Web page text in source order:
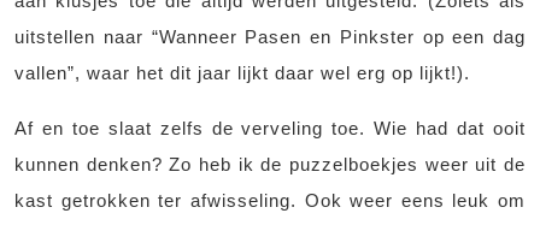
uitstellen naar “Wanneer Pasen en Pinkster op een dag
vallen”, waar het dit jaar lijkt daar wel erg op lijkt!).
Af en toe slaat zelfs de verveling toe. Wie had dat ooit
kunnen denken? Zo heb ik de puzzelboekjes weer uit de
kast getrokken ter afwisseling. Ook weer eens leuk om